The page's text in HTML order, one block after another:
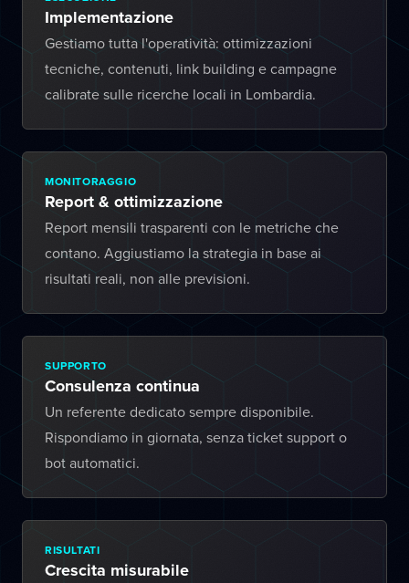
Implementazione
Gestiamo tutta l'operatività: ottimizzazioni
tecniche, contenuti, link building e campagne
calibrate sulle ricerche locali in Lombardia.
MONITORAGGIO
Report & ottimizzazione
Report mensili trasparenti con le metriche che
contano. Aggiustiamo la strategia in base ai
risultati reali, non alle previsioni.
SUPPORTO
Consulenza continua
Un referente dedicato sempre disponibile.
Rispondiamo in giornata, senza ticket support o
bot automatici.
RISULTATI
Crescita misurabile